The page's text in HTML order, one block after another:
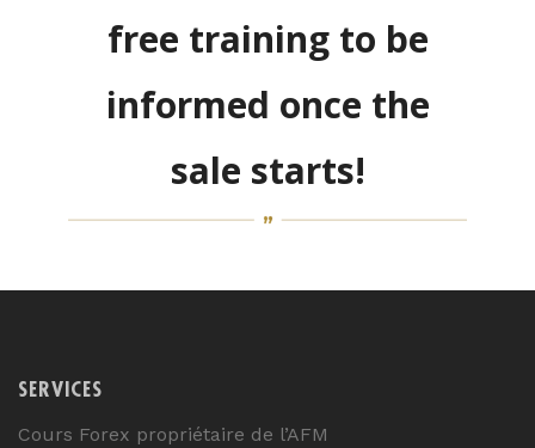
free training to be
informed once the
sale starts!
SERVICES
Cours Forex propriétaire de l’AFM